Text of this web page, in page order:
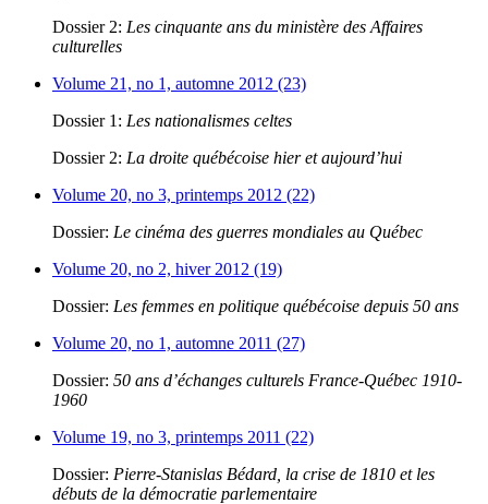
Dossier 2: Les cinquante ans du ministère des Affaires
culturelles
Volume 21, no 1, automne 2012 (23)
Dossier 1: Les nationalismes celtes
Dossier 2: La droite québécoise hier et aujourd’hui
Volume 20, no 3, printemps 2012 (22)
Dossier: Le cinéma des guerres mondiales au Québec
Volume 20, no 2, hiver 2012 (19)
Dossier: Les femmes en politique québécoise depuis 50 ans
Volume 20, no 1, automne 2011 (27)
Dossier: 50 ans d’échanges culturels France-Québec 1910-
1960
Volume 19, no 3, printemps 2011 (22)
Dossier: Pierre-Stanislas Bédard, la crise de 1810 et les
débuts de la démocratie parlementaire